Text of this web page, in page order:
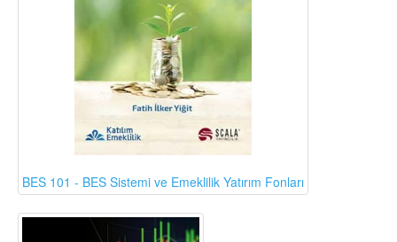
BES 101 - BES Sistemi ve Emeklilik Yatırım Fonları